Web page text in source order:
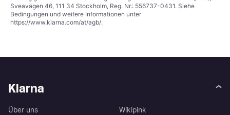
Sveavägen 46, 111 34 Stockholm, Reg. Nr.: 556737-0431. Siehe
Bedingungen und weitere Informationen unter
https://www.klarna.com/at/agb/.
Klarna
Über uns
Wikipink